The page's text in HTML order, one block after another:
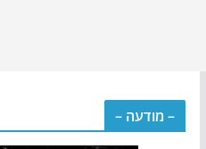
– מודעה –